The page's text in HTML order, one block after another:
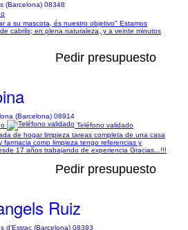
(Barcelona) 08348
a su mascota, és nuestro objetivo" Estamos
cabrils; en plena naturaleza, y a veinte minutos
Pedir presupuesto
(Barcelona) 08914
Teléfono validado
de hogar limpieza tareas completa de una casa
como limpieza tengo referencias y
17 años trabajando de experiencia Gracias...!!!
Pedir presupuesto
Ruiz
d'Estrac (Barcelona) 08393